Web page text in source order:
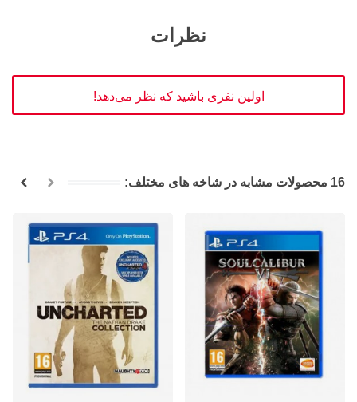
نظرات
اولین نفری باشید که نظر می‌دهد!
16 محصولات مشابه در شاخه های مختلف: